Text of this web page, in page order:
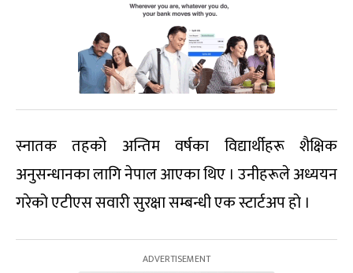
स्नातक तहको अन्तिम वर्षका विद्यार्थीहरू शैक्षिक
अनुसन्धानका लागि नेपाल आएका थिए । उनीहरूले अध्ययन
गरेको एटीएस सवारी सुरक्षा सम्बन्धी एक स्टार्टअप हो ।